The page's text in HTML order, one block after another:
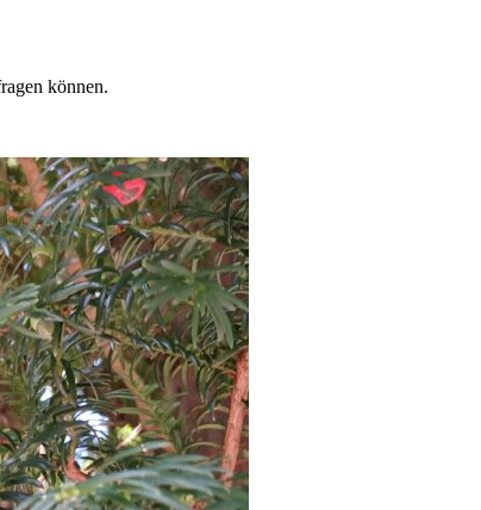
können.